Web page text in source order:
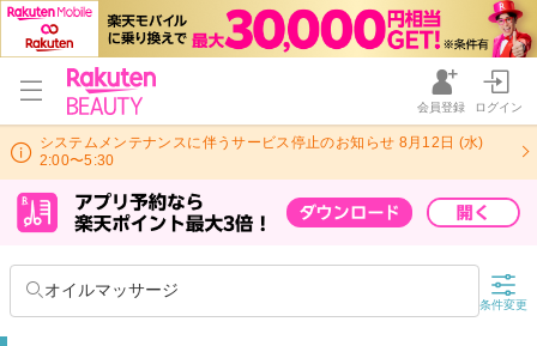
会員登録 ログイン
システムメンテナンスに伴うサービス停止のお知らせ 8月12日 (水)
2:00〜5:30
オイルマッサージ
条件変更